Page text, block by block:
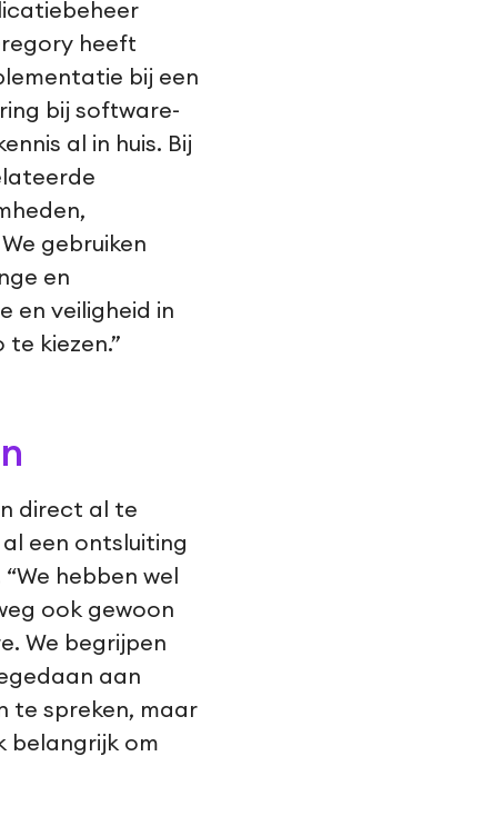
heeft
bij een
bij software-
al in huis. Bij
gebruiken
en
en veiligheid in
kiezen.”
direct al te
een ontsluiting
hebben wel
ook gewoon
We begrijpen
aan
te spreken, maar
belangrijk om